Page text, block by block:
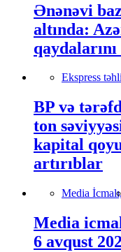
Ənənəvi
altında:
Ekspress
BP və
ton
kapital
artırıblar
Media
Media
6 avqust